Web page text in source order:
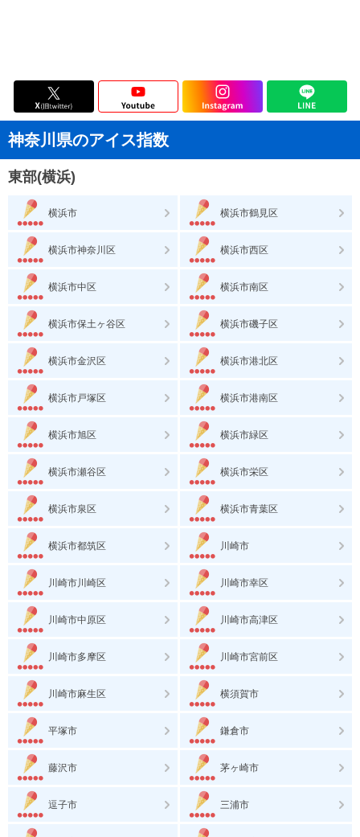
神奈川県のアイス指数
東部(横浜)
横浜市 横浜市鶴見区
横浜市神奈川区 横浜市西区
横浜市中区 横浜市南区
横浜市保土ヶ谷区 横浜市磯子区
横浜市金沢区 横浜市港北区
横浜市戸塚区 横浜市港南区
横浜市旭区 横浜市緑区
横浜市瀬谷区 横浜市栄区
横浜市泉区 横浜市青葉区
横浜市都筑区 川崎市
川崎市川崎区 川崎市幸区
川崎市中原区 川崎市高津区
川崎市多摩区 川崎市宮前区
川崎市麻生区 横須賀市
平塚市 鎌倉市
藤沢市 茅ヶ崎市
逗子市 三浦市